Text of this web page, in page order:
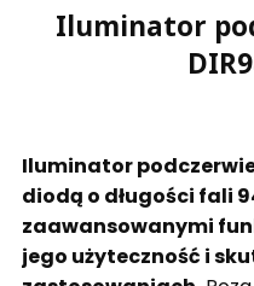
Iluminator
Iluminator
diodą o długości fali
zaawansowanymi
jego użyteczność i